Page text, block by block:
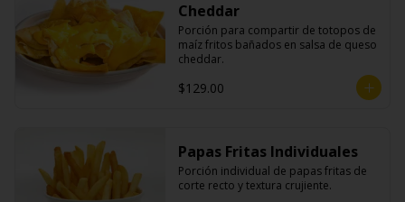
Cheddar
Porción para compartir de totopos de
maíz fritos bañados en salsa de queso
cheddar.
$129.00
Papas Fritas Individuales
Porción individual de papas fritas de
corte recto y textura crujiente.